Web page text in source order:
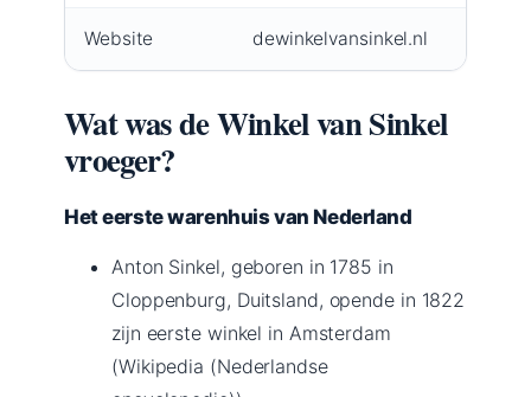
Website dewinkelvansinkel.nl
Wat was de Winkel van Sinkel
vroeger?
Het eerste warenhuis van Nederland
Anton Sinkel, geboren in 1785 in
Cloppenburg, Duitsland, opende in 1822
zijn eerste winkel in Amsterdam
(Wikipedia (Nederlandse